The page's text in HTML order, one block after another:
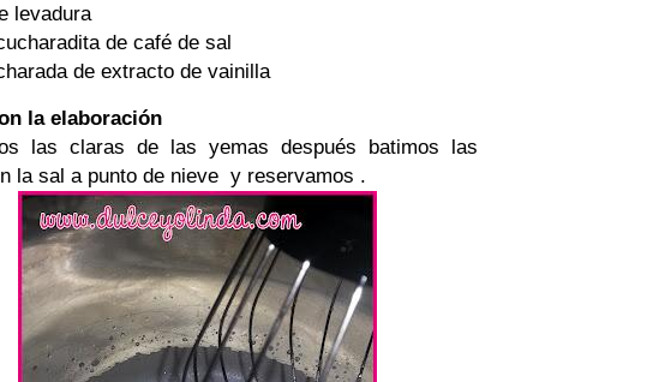
levadura
de café de sal
de extracto de vainilla
la elaboración
las claras de las yemas después batimos las
la sal a punto de nieve y reservamos .